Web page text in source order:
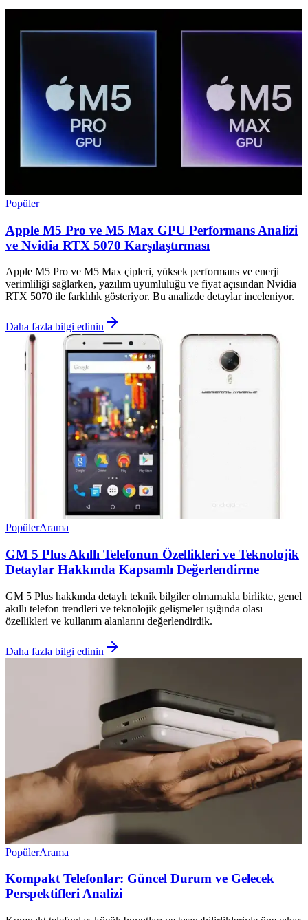
Popüler
Apple M5 Pro ve M5 Max GPU Performans Analizi
ve Nvidia RTX 5070 Karşılaştırması
Apple M5 Pro ve M5 Max çipleri, yüksek performans ve enerji
verimliliği sağlarken, yazılım uyumluluğu ve fiyat açısından Nvidia
RTX 5070 ile farklılık gösteriyor. Bu analizde detaylar inceleniyor.
Daha fazla bilgi edinin
PopülerArama
GM 5 Plus Akıllı Telefonun Özellikleri ve Teknolojik
Detaylar Hakkında Kapsamlı Değerlendirme
GM 5 Plus hakkında detaylı teknik bilgiler olmamakla birlikte, genel
akıllı telefon trendleri ve teknolojik gelişmeler ışığında olası
özellikleri ve kullanım alanlarını değerlendirdik.
Daha fazla bilgi edinin
PopülerArama
Kompakt Telefonlar: Güncel Durum ve Gelecek
Perspektifleri Analizi